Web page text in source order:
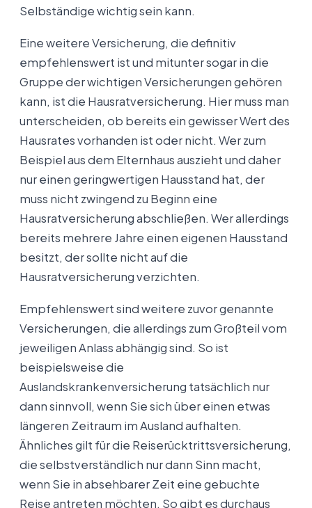
Selbständige wichtig sein kann.
Eine weitere Versicherung, die definitiv
empfehlenswert ist und mitunter sogar in die
Gruppe der wichtigen Versicherungen gehören
kann, ist die Hausratversicherung. Hier muss man
unterscheiden, ob bereits ein gewisser Wert des
Hausrates vorhanden ist oder nicht. Wer zum
Beispiel aus dem Elternhaus auszieht und daher
nur einen geringwertigen Hausstand hat, der
muss nicht zwingend zu Beginn eine
Hausratversicherung abschließen. Wer allerdings
bereits mehrere Jahre einen eigenen Hausstand
besitzt, der sollte nicht auf die
Hausratversicherung verzichten.
Empfehlenswert sind weitere zuvor genannte
Versicherungen, die allerdings zum Großteil vom
jeweiligen Anlass abhängig sind. So ist
beispielsweise die
Auslandskrankenversicherung tatsächlich nur
dann sinnvoll, wenn Sie sich über einen etwas
längeren Zeitraum im Ausland aufhalten.
Ähnliches gilt für die Reiserücktrittsversicherung,
die selbstverständlich nur dann Sinn macht,
wenn Sie in absehbarer Zeit eine gebuchte
Reise antreten möchten. So gibt es durchaus